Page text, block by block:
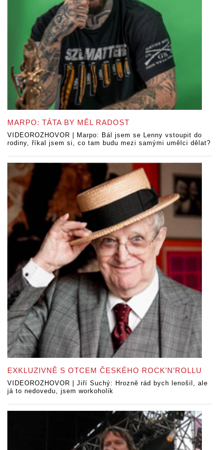
MARPO: TÁTA BY MĚL RADOST
VIDEOROZHOVOR | Marpo: Bál jsem se Lenny vstoupit do
rodiny, říkal jsem si, co tam budu mezi samými umělci dělat?
EXKLUZIVNĚ S OTCEM ČESKÉHO ROCK’N’ROLLU
VIDEOROZHOVOR | Jiří Suchý: Hrozně rád bych lenošil, ale
já to nedovedu, jsem workoholik